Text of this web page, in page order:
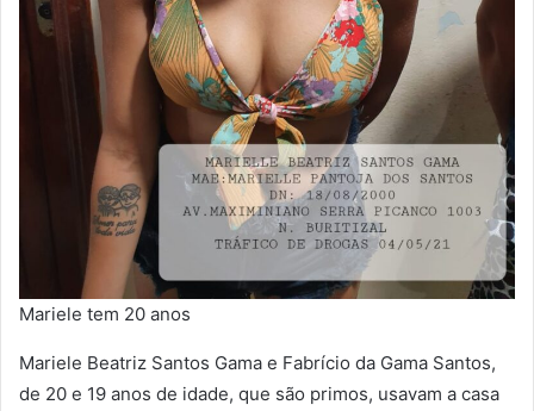
Mariele tem 20 anos
Mariele Beatriz Santos Gama e Fabrício da Gama Santos,
de 20 e 19 anos de idade, que são primos, usavam a casa